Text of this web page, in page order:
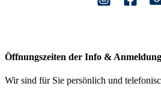
Öffnungszeiten der Info &
Wir sind für Sie persönlich und